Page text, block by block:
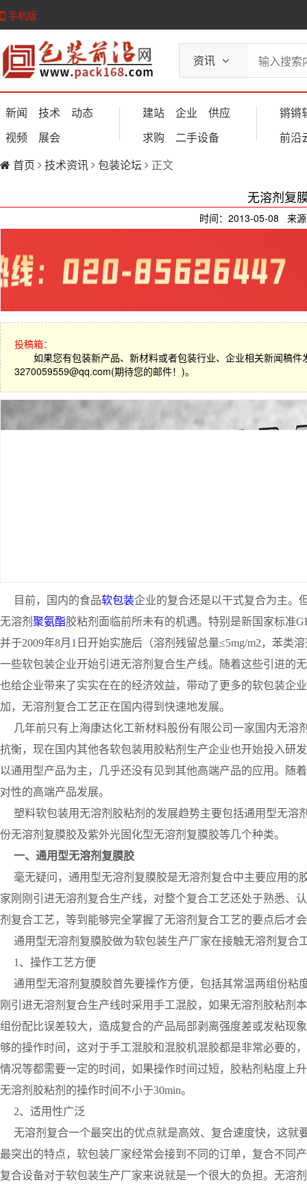
手机版
资讯
新闻 技术
动态
视频
展会
建站 企业
供应
求购
二手设备
锵锵
前沿
首页
技术资讯 包装论坛 正文
无溶剂复
时间：2013-05-08 来
投稿箱：
如果您有包装新产品、新材料或者包装行业、企业相关新闻稿
3270059559@qq.com(期待您的邮件！)。
目前，国内的食品软包装企业的复合还是以干式复合为主。
无溶剂 聚氨酯胶粘剂面临前所未有的机遇。特别是新国家标准
并于2009年8月1日开始实施后（溶剂残留总量≤5mg/m2，苯
一些软包装企业开始引进无溶剂复合生产线。随着这些引进的
也给企业带来了实实在在的经济效益，带动了更多的软包装企
加，无溶剂复合工艺正在国内得到快速地发展。
几年前只有上海康达化工新材料股份有限公司一家国内无溶
抗衡，现在国内其他各软包装用胶粘剂生产企业也开始投入研
以通用型产品为主，几乎还没有见到其他高端产品的应用。随
对性的高端产品发展。
塑料软包装用无溶剂胶粘剂的发展趋势主要包括通用型无溶
份无溶剂复膜胶及紫外光固化型无溶剂复膜胶等几个种类。
一、通用型无溶剂复膜胶
毫无疑问，通用型无溶剂复膜胶是无溶剂复合中主要应用的
家刚刚引进无溶剂复合生产线，对整个复合工艺还处于熟悉、
剂复合工艺，等到能够完全掌握了无溶剂复合工艺的要点后才
通用型无溶剂复膜胶做为软包装生产厂家在接触无溶剂复合
1、操作工艺方便
通用型无溶剂复膜胶首先要操作方便，包括其常温两组份粘
刚引进无溶剂复合生产线时采用手工混胶，如果无溶剂胶粘剂
组份配比误差较大，造成复合的产品局部剥离强度差或发粘现
够的操作时间，这对于手工混胶和混胶机混胶都是非常必要的
情况等都需要一定的时间，如果操作时间过短，胶粘剂粘度上
无溶剂胶粘剂的操作时间不小于30min。
2、适用性广泛
无溶剂复合一个最突出的优点就是高效、复合速度快，这就
最突出的特点，软包装厂家经常会接到不同的订单，复合不同
复合设备对于软包装生产厂家来说就是一个很大的负担。无溶